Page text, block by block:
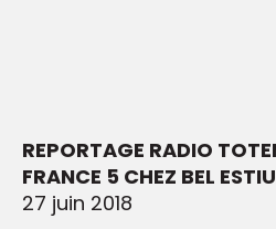
REPORTAGE RADIO
FRANCE 5 CHEZ BEL ESTIU
27 juin 2018